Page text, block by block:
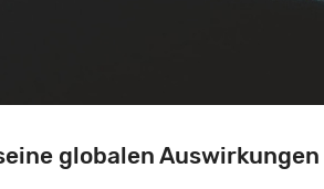
globalen Auswirkungen